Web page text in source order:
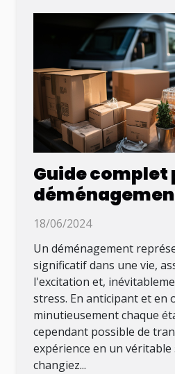
Guide complet
conseils
18/06/2024
Un déménagement
significatif dans une vie,
l'excitation et,
stress. En anticipant et en
minutieusement chaque
cependant possible de
expérience en un véritable
changiez...